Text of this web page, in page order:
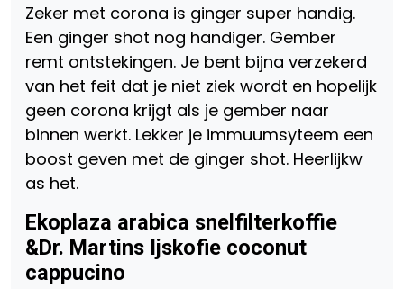
Zeker met corona is ginger super handig.
Een ginger shot nog handiger. Gember
remt ontstekingen. Je bent bijna verzekerd
van het feit dat je niet ziek wordt en hopelijk
geen corona krijgt als je gember naar
binnen werkt. Lekker je immuumsyteem een
boost geven met de ginger shot. Heerlijkw
as het.
Ekoplaza arabica snelfilterkoffie
&Dr. Martins Ijskofie coconut
cappucino